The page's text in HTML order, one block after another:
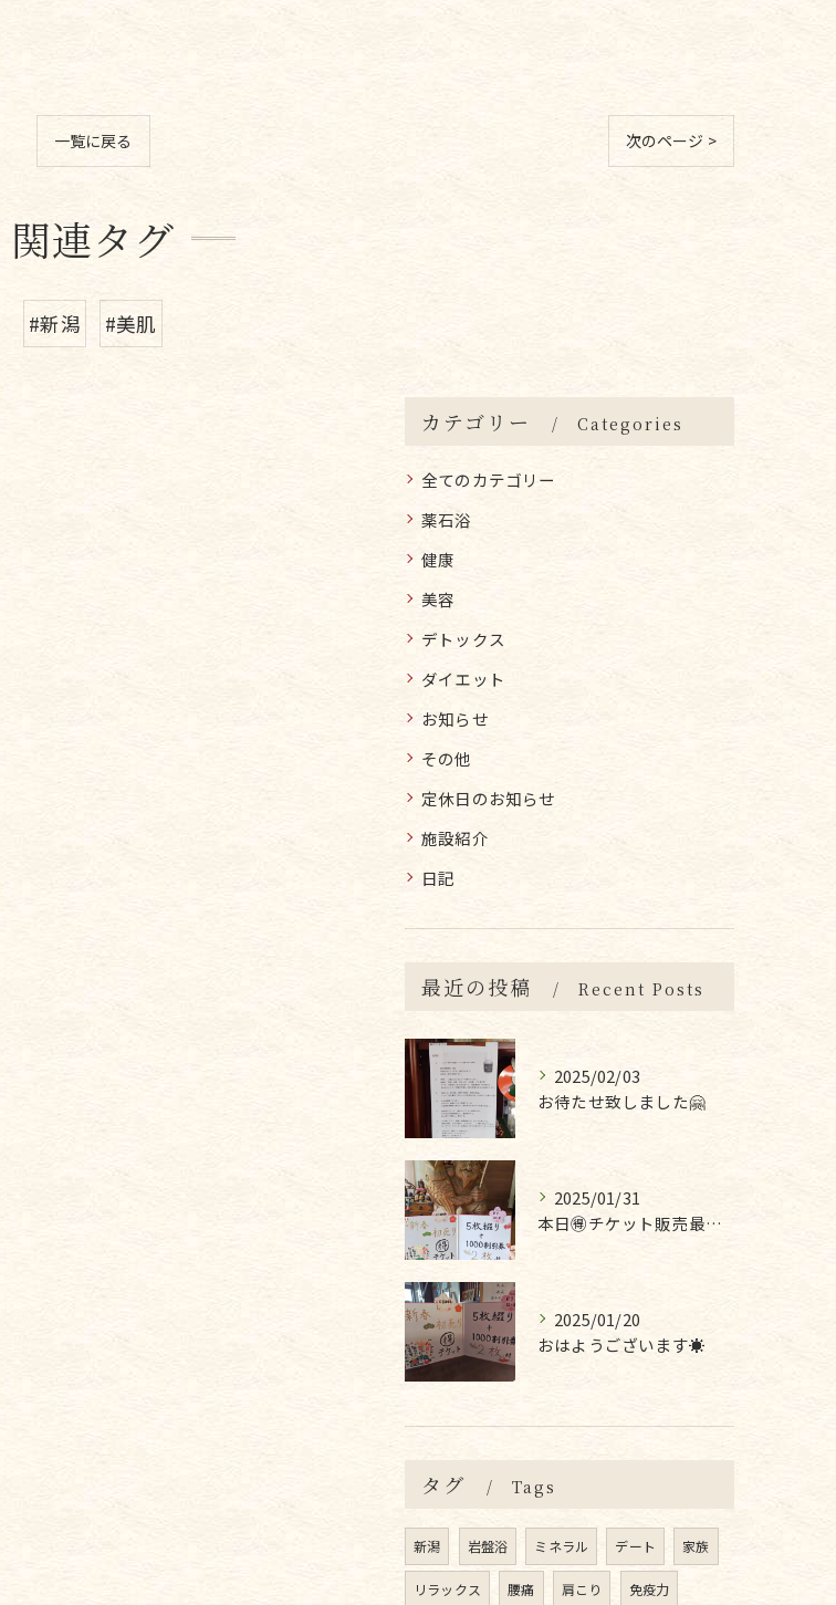
一覧に戻る 次のページ >
関連タグ
#新潟 #美肌
カテゴリー Categories
全てのカテゴリー
薬石浴
健康
美容
デトックス
ダイエット
お知らせ
その他
定休日のお知らせ
施設紹介
日記
最近の投稿 Recent Posts
2025/02/03
お待たせ致しました🤗
2025/01/31
本日🉐チケット販売最終日です❣
2025/01/20
おはようございます☀
タグ Tags
新潟 岩盤浴 ミネラル デート 家族
リラックス 腰痛 肩こり 免疫力